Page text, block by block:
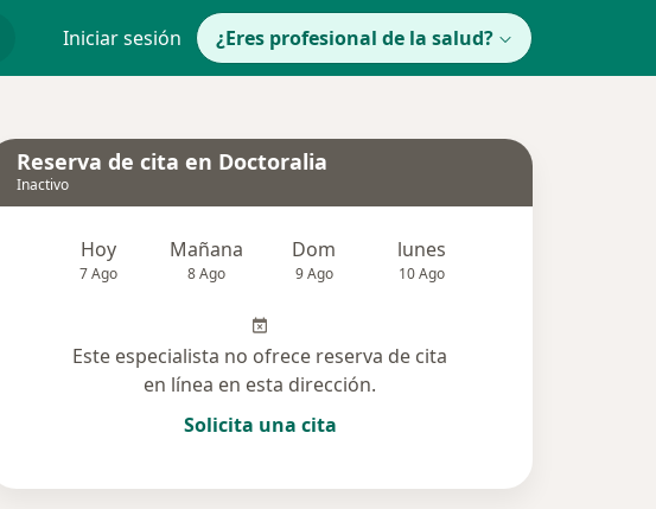
Iniciar sesión ¿Eres profesional de la salud?
Reserva de cita en Doctoralia
Inactivo
Hoy
7 Ago
Mañana
8 Ago
Dom
9 Ago
lunes
10 Ago
Este especialista no ofrece reserva de cita
en línea en esta dirección.
Solicita una cita